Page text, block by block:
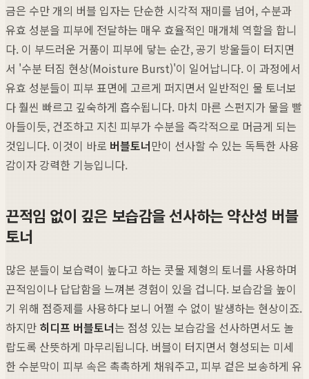
금은 수만 개의 버블 입자는 단순한 시각적 재미를 넘어, 수분과
유효 성분을 피부에 전달하는 매우 효율적인 매개체 역할을 합니
다. 이 부드러운 거품이 피부에 닿는 순간, 공기 방울들이 터지면
서 '수분 터짐 현상(Moisture Burst)'이 일어납니다. 이 과정에서
유효 성분들이 피부 표면에 고르게 퍼지면서 일반적인 물 토너보
다 훨씬 빠르고 깊숙하게 흡수됩니다. 마치 마른 스펀지가 물을 빨
아들이듯, 건조하고 지친 피부가 수분을 즉각적으로 머금게 되는
것입니다. 이것이 바로 버블토너만이 선사할 수 있는 독특한 사용
감이자 강력한 기능입니다.
끈적임 없이 깊은 보습감을 선사하는 약산성 버블
토너
많은 분들이 보습력이 높다고 하는 콧물 제형의 토너를 사용하며
끈적임이나 답답함을 느껴본 경험이 있을 겁니다. 보습감을 높이
기 위해 점증제를 사용하다 보니 어쩔 수 없이 발생하는 현상이죠.
하지만 히디프 버블토너는 점성 있는 보습감을 선사하면서도 놀
랍도록 산뜻하게 마무리됩니다. 버블이 터지면서 형성되는 미세
한 수분막이 피부 속은 촉촉하게 채워주고, 피부 겉은 보송하게 유